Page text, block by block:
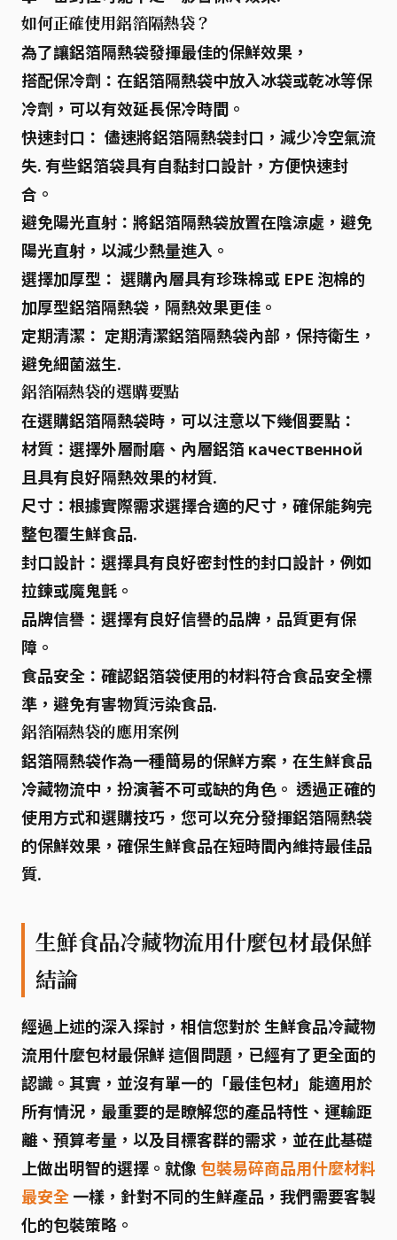
如何正確使用鋁箔隔熱袋？
為了讓鋁箔隔熱袋發揮最佳的保鮮效果，
搭配保冷劑 ：在鋁箔隔熱袋中放入冰袋或乾冰等保
冷劑，可以有效延長保冷時間。
快速封口 ： 儘速將鋁箔隔熱袋封口，減少冷空氣流
失. 有些鋁箔袋具有自黏封口設計，方便快速封
合。
避免陽光直射 ：將鋁箔隔熱袋放置在陰涼處，避免
陽光直射，以減少熱量進入。
選擇加厚型 ： 選購內層具有珍珠棉或 EPE 泡棉的
加厚型鋁箔隔熱袋，隔熱效果更佳。
定期清潔 ： 定期清潔鋁箔隔熱袋內部，保持衛生，
避免細菌滋生.
鋁箔隔熱袋的選購要點
在選購鋁箔隔熱袋時，可以注意以下幾個要點：
材質 ：選擇外層耐磨、內層鋁箔 качественной
且具有良好隔熱效果的材質.
尺寸 ：根據實際需求選擇合適的尺寸，確保能夠完
整包覆生鮮食品.
封口設計 ：選擇具有良好密封性的封口設計，例如
拉鍊或魔鬼氈。
品牌信譽 ：選擇有良好信譽的品牌，品質更有保
障。
食品安全 ：確認鋁箔袋使用的材料符合食品安全標
準，避免有害物質污染食品.
鋁箔隔熱袋的應用案例
鋁箔隔熱袋作為一種簡易的保鮮方案，在生鮮食品
冷藏物流中，扮演著不可或缺的角色。 透過正確的
使用方式和選購技巧，您可以充分發揮鋁箔隔熱袋
的保鮮效果，確保生鮮食品在短時間內維持最佳品
質.
生鮮食品冷藏物流用什麼包材最保鮮
結論
經過上述的深入探討，相信您對於生鮮食品冷藏物
流用什麼包材最保鮮這個問題，已經有了更全面的
認識。其實，並沒有單一的「最佳包材」能適用於
所有情況，最重要的是瞭解您的產品特性、運輸距
離、預算考量，以及目標客群的需求，並在此基礎
上做出明智的選擇。就像包裝易碎商品用什麼材料
最安全一樣，針對不同的生鮮產品，我們需要客製
化的包裝策略。